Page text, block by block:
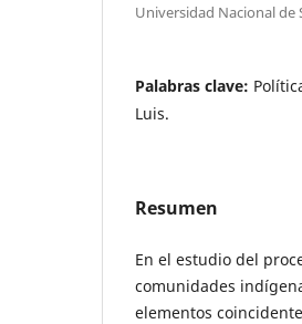
Universidad Nacional de
Palabras clave:
Luis.
Resumen
En el estudio del
comunidades
elementos